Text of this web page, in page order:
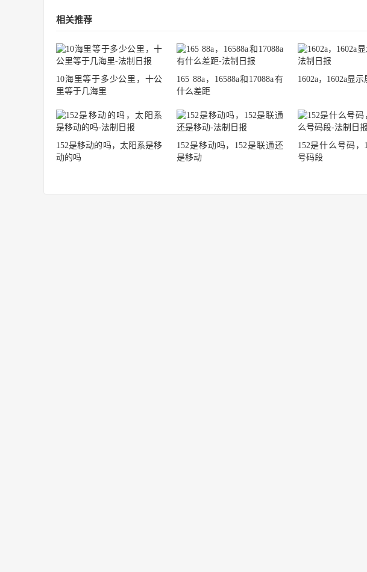
相关推荐
10海里等于多少公里，十公
里等于几海里
165 88a，16588a和17088a有
什么差距
1602a，1602a显
152是移动的吗，太阳系是移
动的吗
152是移动吗，152是联通还
是移动
152是什么号码，
号码段